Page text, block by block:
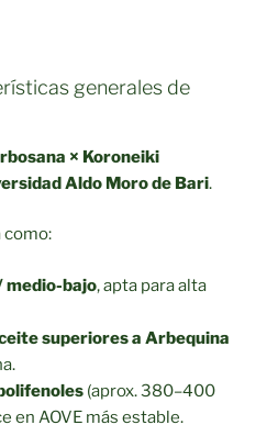
generales de
× Koroneiki
Aldo Moro de Bari.
medio-bajo, apta para alta
superiores a Arbequina
(aprox. 380–400
en AOVE más estable.